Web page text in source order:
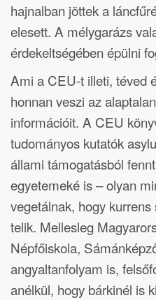
hajnalban jöttek a
elesett. A mélygarázs
érdekeltségében épülni
Ami a CEU-t illeti, téved
honnan veszi az
információit. A CEU
tudományos kutatók
állami támogatásból
egyetemeké is – olyan
vegetálnak, hogy
telik. Mellesleg
Népfőiskola,
angyaltanfolyam is,
anélkül, hogy bárkinél is